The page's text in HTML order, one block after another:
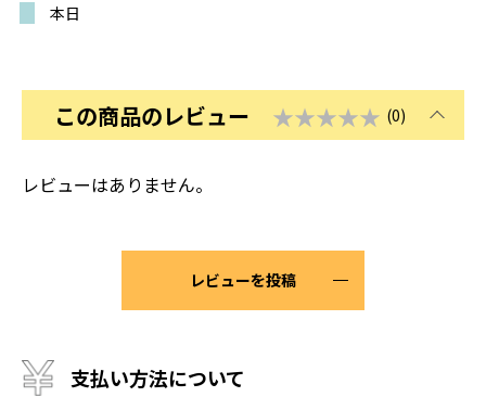
本日
この商品のレビュー ★★★★★ (0)
レビューはありません。
レビューを投稿
支払い方法について